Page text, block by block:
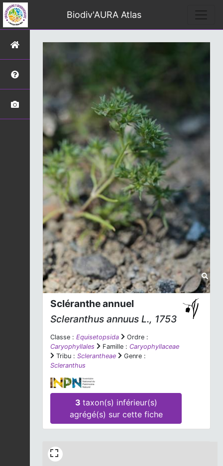
Biodiv'AURA Atlas
Scléranthe annuel
Scleranthus annuus L., 1753
Classe : Equisetopsida
Ordre :
Caryophyllales
Famille : Caryophyllaceae
Tribu : Sclerantheae
Genre :
Scleranthus
3 taxon(s) inférieur(s)
agrégé(s) sur cette fiche